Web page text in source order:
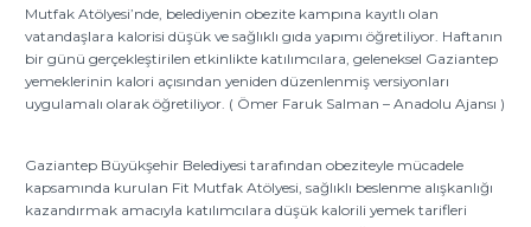
Mutfak Atölyesi’nde, belediyenin obezite kampına kayıtlı olan
vatandaşlara kalorisi düşük ve sağlıklı gıda yapımı öğretiliyor. Haftanın
bir günü gerçekleştirilen etkinlikte katılımcılara, geleneksel Gaziantep
yemeklerinin kalori açısından yeniden düzenlenmiş versiyonları
uygulamalı olarak öğretiliyor. ( Ömer Faruk Salman – Anadolu Ajansı )
Gaziantep Büyükşehir Belediyesi tarafından obeziteyle mücadele
kapsamında kurulan Fit Mutfak Atölyesi, sağlıklı beslenme alışkanlığı
kazandırmak amacıyla katılımcılara düşük kalorili yemek tarifleri